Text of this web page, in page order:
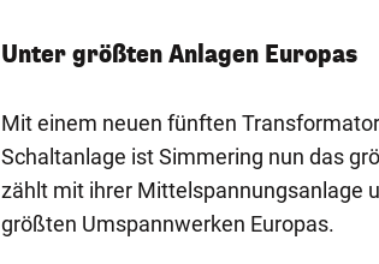
Unter größten Anlagen Europas
Mit einem neuen fünften
Schaltanlage ist Simmering nun das
zählt mit ihrer Mittelspannungsanlage
größten Umspannwerken Europas.